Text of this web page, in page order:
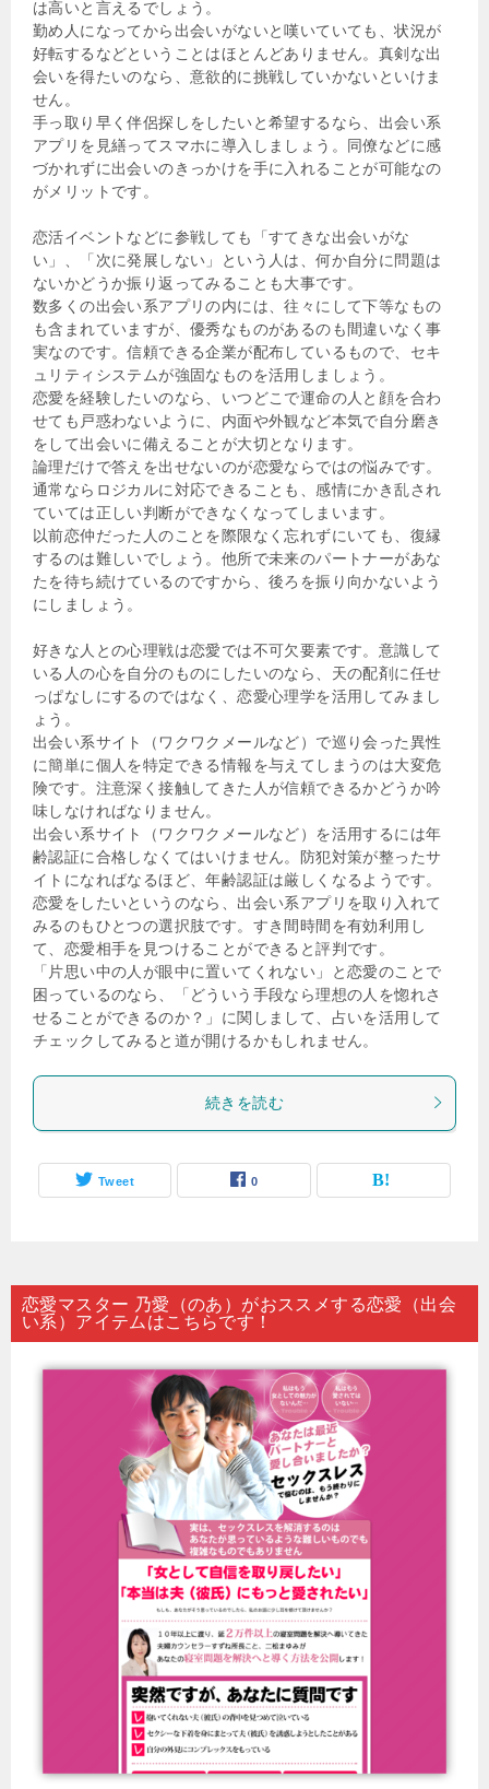
は高いと言えるでしょう。
勤め人になってから出会いがないと嘆いていても、状況が
好転するなどということはほとんどありません。真剣な出
会いを得たいのなら、意欲的に挑戦していかないといけま
せん。
手っ取り早く伴侶探しをしたいと希望するなら、出会い系
アプリを見繕ってスマホに導入しましょう。同僚などに感
づかれずに出会いのきっかけを手に入れることが可能なの
がメリットです。
恋活イベントなどに参戦しても「すてきな出会いがな
い」、「次に発展しない」という人は、何か自分に問題は
ないかどうか振り返ってみることも大事です。
数多くの出会い系アプリの内には、往々にして下等なもの
も含まれていますが、優秀なものがあるのも間違いなく事
実なのです。信頼できる企業が配布しているもので、セキ
ュリティシステムが強固なものを活用しましょう。
恋愛を経験したいのなら、いつどこで運命の人と顔を合わ
せても戸惑わないように、内面や外観など本気で自分磨き
をして出会いに備えることが大切となります。
論理だけで答えを出せないのが恋愛ならではの悩みです。
通常ならロジカルに対応できることも、感情にかき乱され
ていては正しい判断ができなくなってしまいます。
以前恋仲だった人のことを際限なく忘れずにいても、復縁
するのは難しいでしょう。他所で未来のパートナーがあな
たを待ち続けているのですから、後ろを振り向かないよう
にしましょう。
好きな人との心理戦は恋愛では不可欠要素です。意識して
いる人の心を自分のものにしたいのなら、天の配剤に任せ
っぱなしにするのではなく、恋愛心理学を活用してみまし
ょう。
出会い系サイト（ワクワクメールなど）で巡り会った異性
に簡単に個人を特定できる情報を与えてしまうのは大変危
険です。注意深く接触してきた人が信頼できるかどうか吟
味しなければなりません。
出会い系サイト（ワクワクメールなど）を活用するには年
齢認証に合格しなくてはいけません。防犯対策が整ったサ
イトになればなるほど、年齢認証は厳しくなるようです。
恋愛をしたいというのなら、出会い系アプリを取り入れて
みるのもひとつの選択肢です。すき間時間を有効利用し
て、恋愛相手を見つけることができると評判です。
「片思い中の人が眼中に置いてくれない」と恋愛のことで
困っているのなら、「どういう手段なら理想の人を惚れさ
せることができるのか？」に関しまして、占いを活用して
チェックしてみると道が開けるかもしれません。
続きを読む
Tweet 0
恋愛マスター 乃愛（のあ）がおススメする恋愛（出会
い系）アイテムはこちらです！